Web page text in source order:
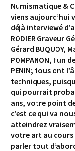
Numismatique &
viens aujourd’hui
déjà interviewé
RODIER Graveur
Gérard BUQUOY,
POMPANON, I’un
PENIN; tous ont
techniques,
qui pourrait
ans, votre point
c’est ce qui va
atteindrez
votre art au cours
parler tout